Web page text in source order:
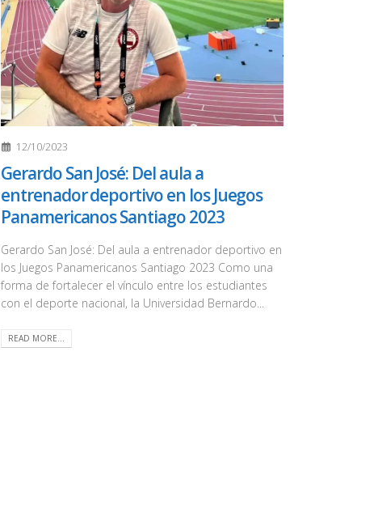
12/10/2023
Gerardo San José: Del aula a
entrenador deportivo en los Juegos
Panamericanos Santiago 2023
Gerardo San José: Del aula a entrenador deportivo en
los Juegos Panamericanos Santiago 2023 Como una
forma de fortalecer el vínculo entre los estudiantes
con el deporte nacional, la Universidad Bernardo...
READ MORE...